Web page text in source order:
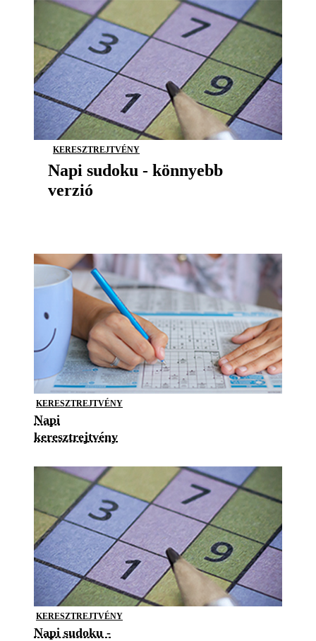
KERESZTREJTVÉNY
Napi sudoku - könnyebb
verzió
KERESZTREJTVÉNY
Napi
keresztrejtvény
KERESZTREJTVÉNY
Napi sudoku -